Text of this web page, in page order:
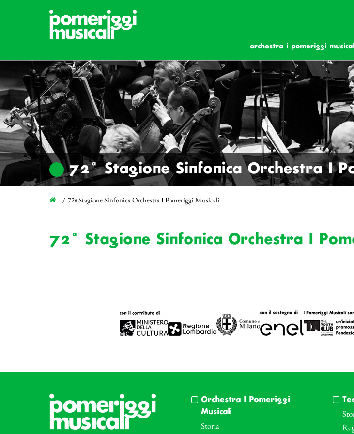
orchestra i pomeriggi
72ª Stagione Sinfonica Orchestra I
72ª Stagione Sinfonica Orchestra I Pomeriggi Musicali
72ª Stagione Sinfonica Orchestra I
Orchestra I Pomeriggi
Musicali
Storia